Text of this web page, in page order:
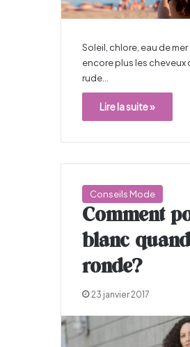
Soleil, chlore, eau de
encore plus les cheveux
rude…
Lire la suite »
Conseils Mode
Comment
blanc
ronde?
23 janvier 2017